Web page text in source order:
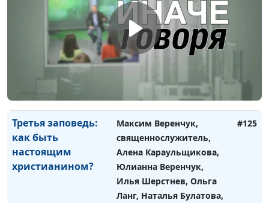
Четвертая
заповедь: забытый
Максим Веренчук,
священнослужитель,
Алена Караульщикова,
Юлианна Веренчук, Илья
Шерстнев, Ольга Ланг,
Наталья Булатова, Андрей
Карганов, Богдан Павлюк
Третья заповедь:
как быть
настоящим
христианином?
Максим Веренчук,
священнослужитель,
Алена Караульщикова,
Юлианна Веренчук,
Илья Шерстнев, Ольга
Ланг, Наталья Булатова,
#125